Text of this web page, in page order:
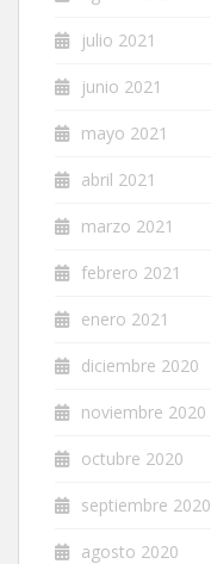
julio 2021
junio 2021
mayo 2021
abril 2021
marzo 2021
febrero 2021
enero 2021
diciembre 2020
noviembre 2020
octubre 2020
septiembre 2020
agosto 2020